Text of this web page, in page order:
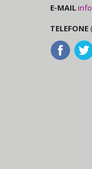
E-MAIL
TELEFONE